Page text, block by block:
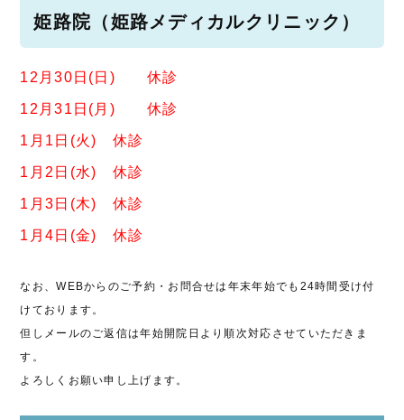
姫路院（姫路メディカルクリニック）
12月30日(日) 休診
12月31日(月) 休診
1月1日(火) 休診
1月2日(水) 休診
1月3日(木) 休診
1月4日(金) 休診
なお、WEBからのご予約・お問合せは年末年始でも24時間受け付
けております。
但しメールのご返信は年始開院日より順次対応させていただきま
す。
よろしくお願い申し上げます。